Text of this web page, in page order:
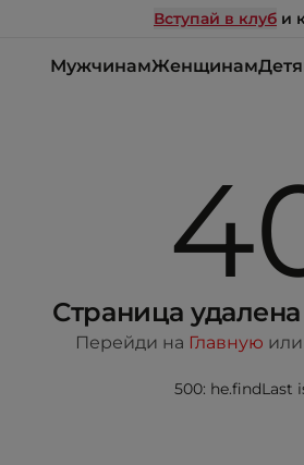
Вступай в клуб и
МужчинамЖенщинам
Страница
Перейди на Главную
500: he.findLast